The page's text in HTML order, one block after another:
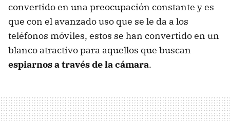
convertido en una preocupación constante y es
que con el avanzado uso que se le da a los
teléfonos móviles, estos se han convertido en un
blanco atractivo para aquellos que buscan
espiarnos a través de la cámara.